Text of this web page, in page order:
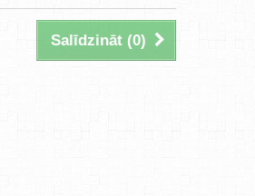
Salīdzināt (0)